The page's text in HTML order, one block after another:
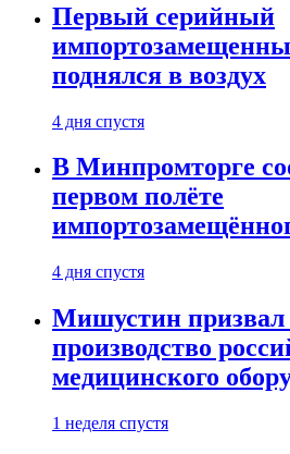
Первый серийный
поднялся в воздух
4 дня спустя
В Минпромторге
первом полёте
4 дня спустя
Мишустин призвал
производство
медицинского
1 неделя спустя